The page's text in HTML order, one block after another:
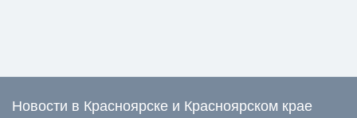
Новости в Красноярске и Красноярском крае